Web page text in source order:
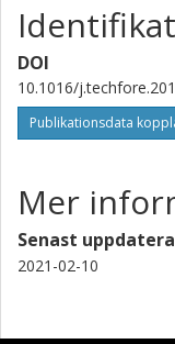
DOI
10.1016/
Publikationsdata
Mer
Senast
2021-02-10